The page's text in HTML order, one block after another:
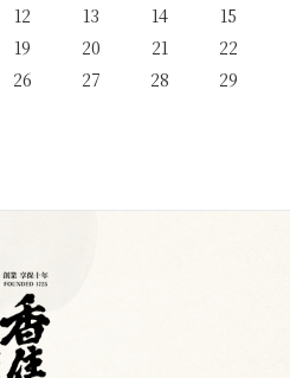
12 13 14
15
19 20 21
22
26 27 28
29